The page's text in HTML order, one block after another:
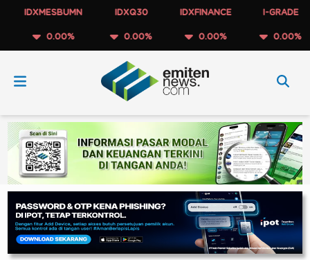
IDXMESBUMN
0.00%
IDXQ30
0.00%
IDXFINANCE
0.00%
I-GRADE
0.00%